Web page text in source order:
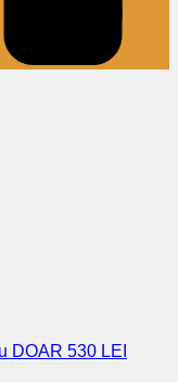
DOAR 530 LEI